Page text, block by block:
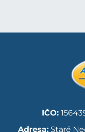
IČO:
Adresa:Staré